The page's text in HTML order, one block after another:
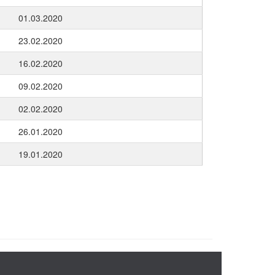
01.03.2020
23.02.2020
16.02.2020
09.02.2020
02.02.2020
26.01.2020
19.01.2020